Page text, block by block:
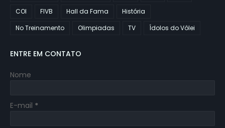
COI
FIVB Hall da Fama
História
No Treinamento
Olimpiadas TV Ídolos do Vôlei
ENTRE EM CONTATO
Nome
E-mail *